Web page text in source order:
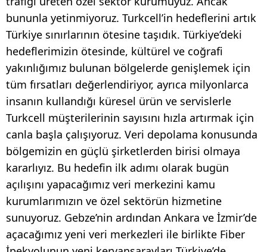
bununla yetinmiyoruz. Turkcell’in hedeflerini artık
Türkiye sınırlarının ötesine taşıdık. Türkiye’deki
hedeflerimizin ötesinde, kültürel ve coğrafi
yakınlığımız bulunan bölgelerde genişlemek için
tüm fırsatları değerlendiriyor, ayrıca milyonlarca
insanın kullandığı küresel ürün ve servislerle
Turkcell müşterilerinin sayısını hızla artırmak için
canla başla çalışıyoruz. Veri depolama konusunda
bölgemizin en güçlü şirketlerden birisi olmaya
kararlıyız. Bu hedefin ilk adımı olarak bugün
açılışını yapacağımız veri merkezini kamu
kurumlarımızın ve özel sektörün hizmetine
sunuyoruz. Gebze’nin ardından Ankara ve İzmir’de
açacağımız yeni veri merkezleri ile birlikte Fiber